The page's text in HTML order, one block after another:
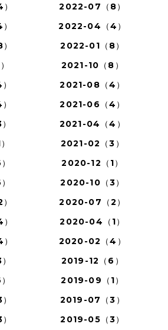
2022-07（8）
2022-04（4）
2022-01（8）
2021-10（8）
2021-08（4）
2021-06（4）
2021-04（4）
2021-02（3）
2020-12（1）
2020-10（3）
2020-07（2）
2020-04（1）
2020-02（4）
2019-12（6）
2019-09（1）
2019-07（3）
2019-05（3）